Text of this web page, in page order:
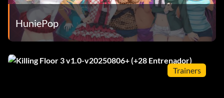
HuniePop
Trainers